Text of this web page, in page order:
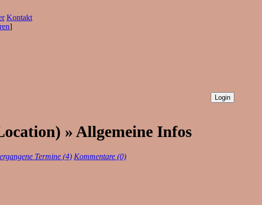
Kontakt
]
» Allgemeine Infos
Termine (4) Kommentare (0)